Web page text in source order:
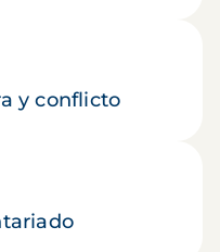
y conflicto